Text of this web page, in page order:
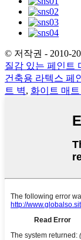
© 저작권 - 2010-
질감 있는 페인트
건축용 라텍스 페
트 벽, 화이트 매